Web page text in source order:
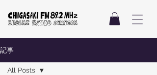
記事
All Posts